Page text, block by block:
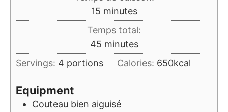
15minutes
minutes
Temps total:
45minutes
minutes
Servings: 4 portions Calories: 650kcal
Equipment
Couteau bien aiguisé